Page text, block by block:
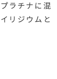
ラチナに混
リジウムと